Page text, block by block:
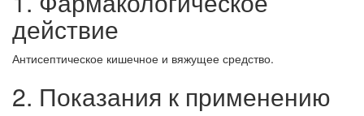
действие
Антисептическое кишечное и вяжущее средство.
2. Показания к применению